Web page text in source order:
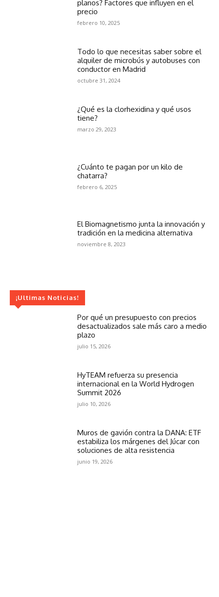
planos? Factores que influyen en el
precio
febrero 10, 2025
Todo lo que necesitas saber sobre el
alquiler de microbús y autobuses con
conductor en Madrid
octubre 31, 2024
¿Qué es la clorhexidina y qué usos
tiene?
marzo 29, 2023
¿Cuánto te pagan por un kilo de
chatarra?
febrero 6, 2025
El Biomagnetismo junta la innovación y
tradición en la medicina alternativa
noviembre 8, 2023
¡Ultimas Noticias!
Por qué un presupuesto con precios
desactualizados sale más caro a medio
plazo
julio 15, 2026
HyTEAM refuerza su presencia
internacional en la World Hydrogen
Summit 2026
julio 10, 2026
Muros de gavión contra la DANA: ETF
estabiliza los márgenes del Júcar con
soluciones de alta resistencia
junio 19, 2026